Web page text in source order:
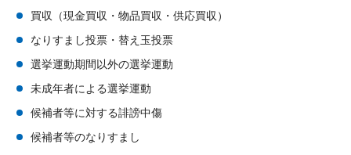
買収（現金買収・物品買収・供応買収）
なりすまし投票・替え玉投票
選挙運動期間以外の選挙運動
未成年者による選挙運動
候補者等に対する誹謗中傷
候補者等のなりすまし